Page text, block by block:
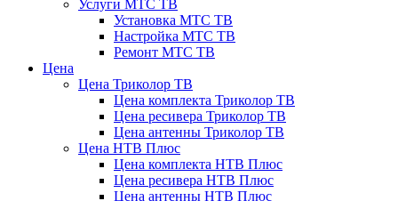
Услуги МТС ТВ
Установка МТС ТВ
Настройка МТС ТВ
Ремонт МТС ТВ
Цена
Цена Триколор ТВ
Цена комплекта Триколор ТВ
Цена ресивера Триколор ТВ
Цена антенны Триколор ТВ
Цена НТВ Плюс
Цена комплекта НТВ Плюс
Цена ресивера НТВ Плюс
Цена антенны НТВ Плюс